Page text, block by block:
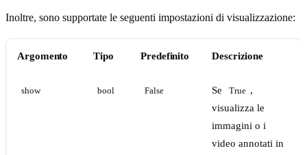
Inoltre, sono supportate le seguenti impostazioni di visualizzazione:
Argomento Tipo Predefinito Descrizione
show bool False Se True ,
visualizza le
immagini o i
video annotati in